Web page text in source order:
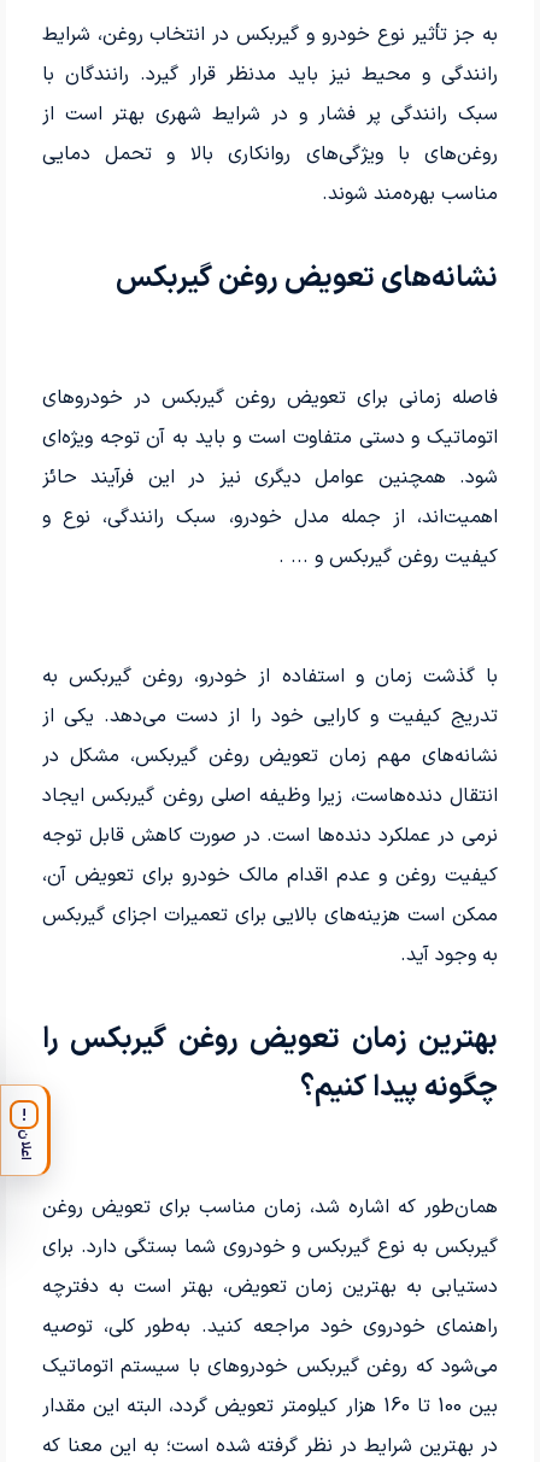
به جز تأثیر نوع خودرو و گیربکس در انتخاب روغن، شرایط
رانندگی و محیط نیز باید مدنظر قرار گیرد. رانندگان با
سبک رانندگی پر فشار و در شرایط شهری بهتر است از
روغن‌های با ویژگی‌های روانکاری بالا و تحمل دمایی
مناسب بهره‌مند شوند.
نشانه‌های تعویض روغن گیربکس
فاصله زمانی برای تعویض روغن گیربکس در خودروهای
اتوماتیک و دستی متفاوت است و باید به آن توجه ویژه‌ای
شود. همچنین عوامل دیگری نیز در این فرآیند حائز
اهمیت‌اند، از جمله مدل خودرو، سبک رانندگی، نوع و
کیفیت روغن گیربکس و ... .
با گذشت زمان و استفاده از خودرو، روغن گیربکس به
تدریج کیفیت و کارایی خود را از دست می‌دهد. یکی از
نشانه‌های مهم زمان تعویض روغن گیربکس، مشکل در
انتقال دنده‌هاست، زیرا وظیفه اصلی روغن گیربکس ایجاد
نرمی در عملکرد دنده‌ها است. در صورت کاهش قابل توجه
کیفیت روغن و عدم اقدام مالک خودرو برای تعویض آن،
ممکن است هزینه‌های بالایی برای تعمیرات اجزای گیربکس
به وجود آید.
بهترین زمان تعویض روغن گیربکس را
چگونه پیدا کنیم؟
همان‌طور که اشاره شد، زمان مناسب برای تعویض روغن
گیربکس به نوع گیربکس و خودروی شما بستگی دارد. برای
دستیابی به بهترین زمان تعویض، بهتر است به دفترچه
راهنمای خودروی خود مراجعه کنید. به‌طور کلی، توصیه
می‌شود که روغن گیربکس خودروهای با سیستم اتوماتیک
بین 100 تا 160 هزار کیلومتر تعویض گردد، البته این مقدار
در بهترین شرایط در نظر گرفته شده است؛ به این معنا که
!
اعلان